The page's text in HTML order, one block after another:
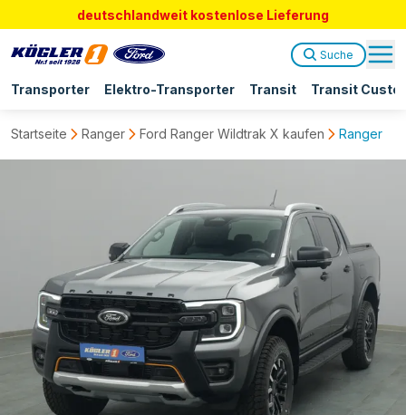
deutschlandweit kostenlose Lieferung
Transporter Elektro-Transporter Transit Transit
Suche
Startseite Ranger Ford Ranger Wildtrak X kaufen Ranger